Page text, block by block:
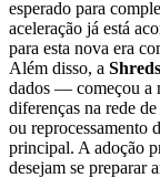
esperado para
aceleração já está
para esta nova era
Além disso, a Shreds
dados — começou a
diferenças na rede
ou reprocessamento
principal. A adoção
desejam se preparar